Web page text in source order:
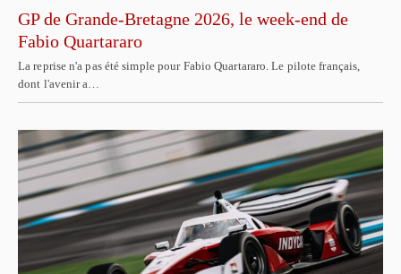
GP de Grande-Bretagne 2026, le week-end de
Fabio Quartararo
La reprise n'a pas été simple pour Fabio Quartararo. Le pilote français,
dont l'avenir a…